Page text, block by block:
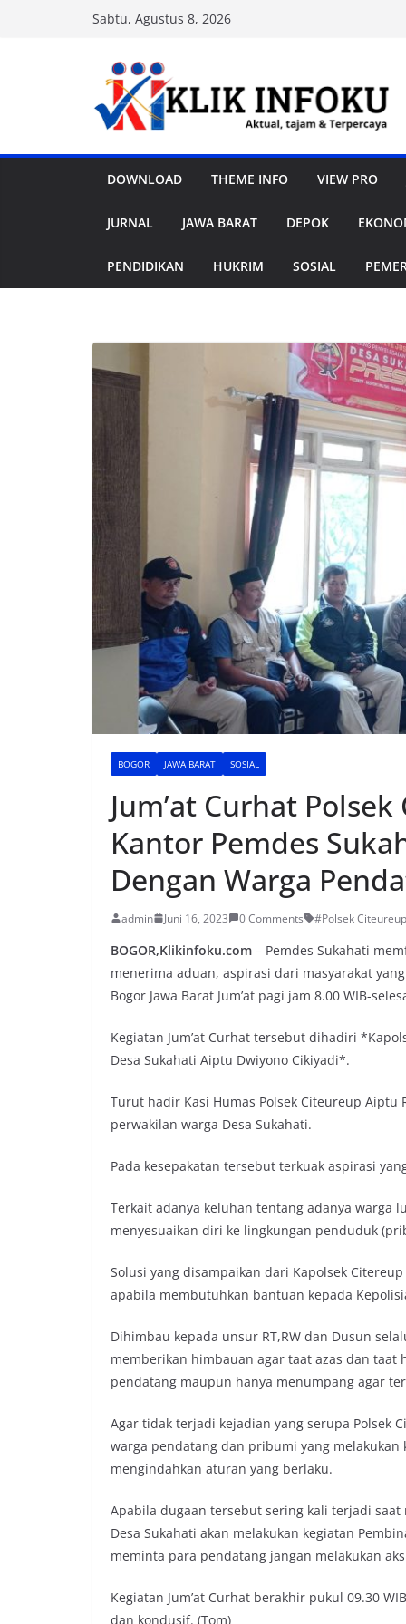
Sabtu, Agustus 8, 2026
DOWNLOAD THEME INFO VIEW PRO
JURNAL JAWA BARAT DEPOK
PENDIDIKAN HUKRIM SOSIAL
BOGOR JAWA BARAT SOSIAL
Jum’at Curhat
Kantor Pemdes
Dengan Warga
admin Juni 16, 2023 0 Comments #Polsek
BOGOR,Klikinfoku.com – Pemdes Sukahati
menerima aduan, aspirasi dari masyarakat
Bogor Jawa Barat Jum’at pagi jam 8.00 WIB-
Kegiatan Jum’at Curhat tersebut dihadiri
Desa Sukahati Aiptu Dwiyono Cikiyadi*.
Turut hadir Kasi Humas Polsek Citeureup
perwakilan warga Desa Sukahati.
Pada kesepakatan tersebut terkuak aspirasi
Terkait adanya keluhan tentang adanya warga
menyesuaikan diri ke lingkungan penduduk
Solusi yang disampaikan dari Kapolsek
apabila membutuhkan bantuan kepada
Dihimbau kepada unsur RT,RW dan Dusun
memberikan himbauan agar taat azas dan
pendatang maupun hanya menumpang agar
Agar tidak terjadi kejadian yang serupa Polsek
warga pendatang dan pribumi yang
mengindahkan aturan yang berlaku.
Apabila dugaan tersebut sering kali terjadi
Desa Sukahati akan melakukan kegiatan
meminta para pendatang jangan melakukan
Kegiatan Jum’at Curhat berakhir pukul 09.30
dan kondusif. (Tom)